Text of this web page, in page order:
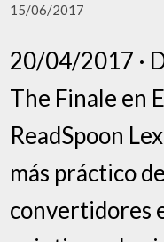
15/06/2017
20/04/2017 ·
The Finale en
ReadSpoon
más práctico
convertidores